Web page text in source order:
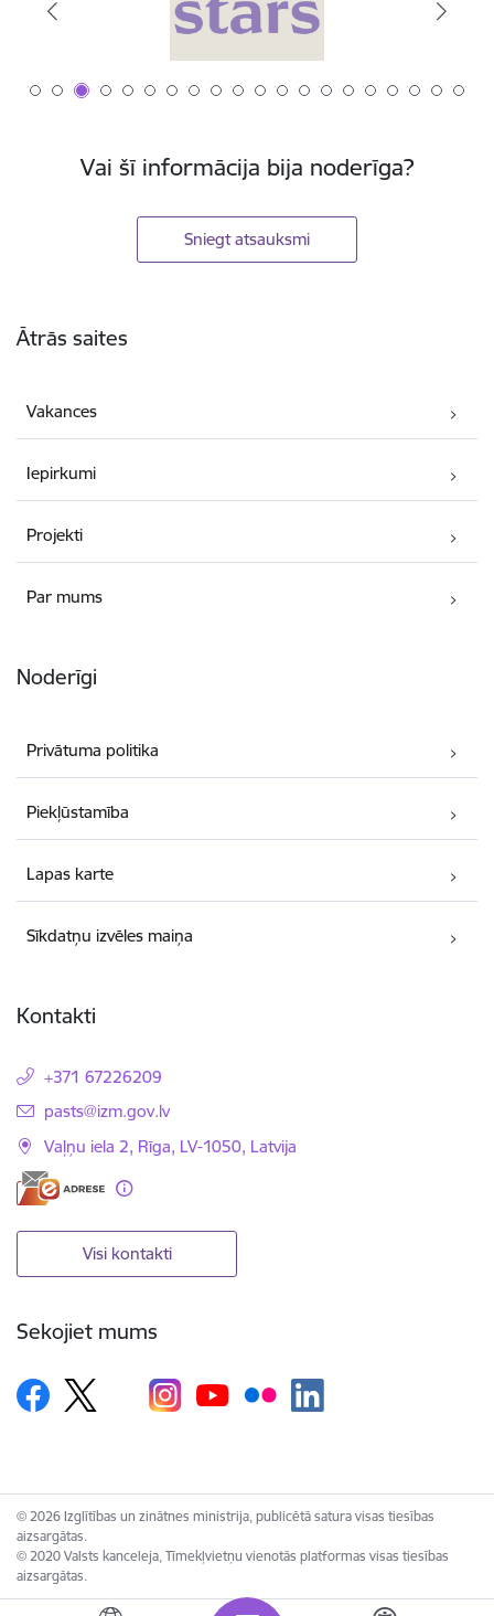
Vai šī informācija bija noderīga?
Sniegt atsauksmi
Ātrās saites
Vakances
Iepirkumi
Projekti
Par mums
Noderīgi
Privātuma politika
Piekļūstamība
Lapas karte
Sīkdatņu izvēles maiņa
Kontakti
+371 67226209
E-pasts:
pasts@izm.gov.lv
Vaļņu iela 2, Rīga, LV-1050, Latvija
Visi kontakti
Sekojiet mums
© 2026 Izglītības un zinātnes ministrija, publicētā satura visas tiesības
aizsargātas.
© 2020 Valsts kanceleja, Tīmekļvietņu vienotās platformas visas tiesības
aizsargātas.